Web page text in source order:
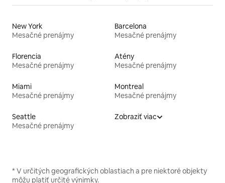
New York
Mesačné prenájmy
Barcelona
Mesačné prenájmy
Florencia
Mesačné prenájmy
Atény
Mesačné prenájmy
Miami
Mesačné prenájmy
Montreal
Mesačné prenájmy
Seattle
Mesačné prenájmy
Zobraziť viac
* V určitých geografických oblastiach a pre niektoré objekty
môžu platiť určité výnimky.